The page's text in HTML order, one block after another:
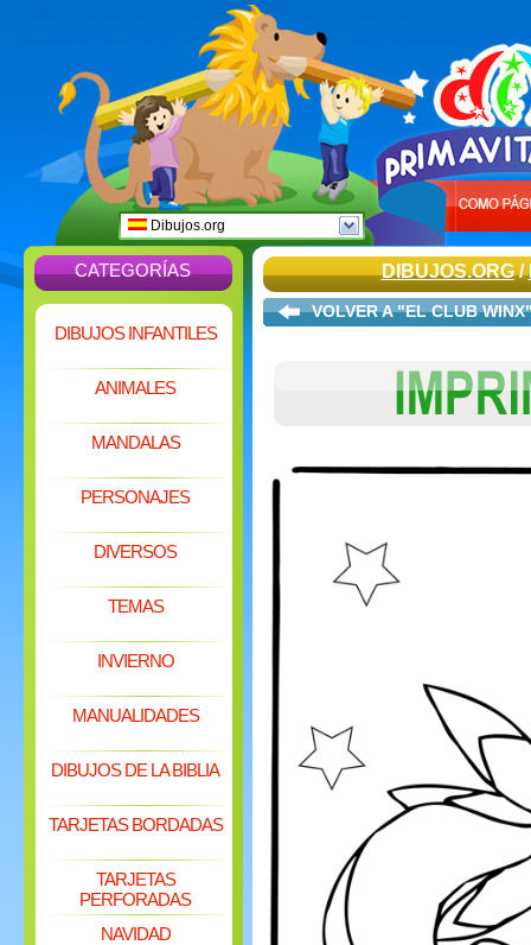
Dibujos.org
CATEGORÍAS
DIBUJOS INFANTILES
ANIMALES
MANDALAS
PERSONAJES
DIVERSOS
TEMAS
INVIERNO
MANUALIDADES
DIBUJOS DE LA BIBLIA
TARJETAS BORDADAS
TARJETAS
PERFORADAS
NAVIDAD
DIBUJOS.ORG/
VOLVER A "EL CLUB